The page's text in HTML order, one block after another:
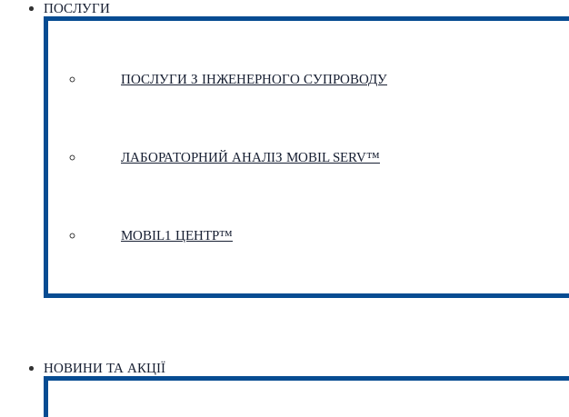
ПОСЛУГИ
ПОСЛУГИ З ІНЖЕНЕРНОГО СУПРОВОДУ
ЛАБОРАТОРНИЙ АНАЛІЗ MOBIL SERV™
MOBIL1 ЦЕНТР™​
НОВИНИ ТА АКЦІЇ